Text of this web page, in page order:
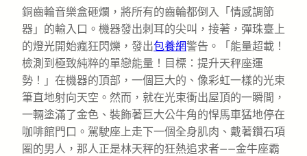
銅齒輪音樂盒砸爛，將所有的齒輪都倒入「情感調節
器」的輸入口。機器發出刺耳的尖叫，接著，彈珠臺上
的燈光開始瘋狂閃爍，發出包養網警告。「能量超載！
檢測到極致純粹的單戀能量！目標：提升天秤座運
勢！」在機器的頂部，一個巨大的、像彩虹一樣的光束
筆直地射向天空。然而，就在光束衝出屋頂的一瞬間，
一輛塗滿了金色、裝飾著巨大公牛角的悍馬車猛地停在
咖啡館門口。駕駛座上走下一個全身肌肉、戴著鑽石項
圈的男人，那人正是林天秤的狂熱追求者——金牛座霸